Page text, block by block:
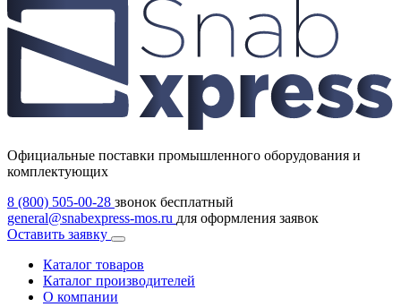
Официальные поставки промышленного оборудования и
комплектующих
8 (800) 505-00-28 звонок бесплатный
general@snabexpress-mos.ru для оформления заявок
Оставить заявку
Каталог товаров
Каталог производителей
О компании